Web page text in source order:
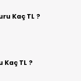
Kaç TL ?
Kaç TL ?